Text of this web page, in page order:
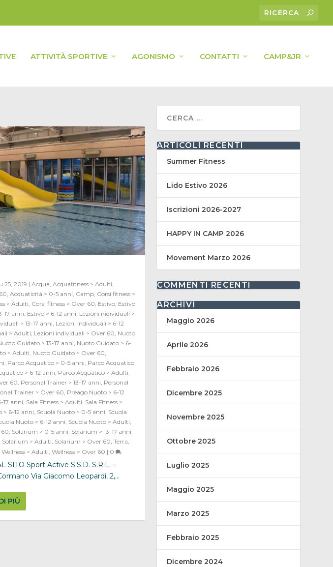
ATTIVITÀ SPORTIVE AGONISMO CONTATTI CAMP&JR
25, 2019 | Acqua, Acquafitness > Adulti,
, Acquaticità > 0-5 anni, Camp, Corsi fitness >
> Adulti, Corsi fitness > Over 60, Estivo, Estivo
17 anni, Estivo > 6-12 anni, Lezioni individuali >
> 13-17 anni, Lezioni individuali > 6-12
> Adulti, Lezioni individuali > Over 60, Nuoto
Guidato > 13-17 anni, Nuoto Guidato > 6-
> Adulti, Nuoto Guidato > Over 60,
, Parco Acquatico > 0-5 anni, Parco Acquatico
> 6-12 anni, Parco Acquatico > Adulti,
60, Personal Trainer > 13-17 anni, Personal
Trainer > Over 60, Preago Nuoto > 6-12
17 anni, Sala Fitness > Adulti, Sala Fitness >
> 6-12 anni, Scuola Nuoto > 0-5 anni, Scuola
Nuoto > 6-12 anni, Scuola Nuoto > Adulti,
60, Solarium > 0-5 anni, Solarium > 13-17 anni,
Solarium > Adulti, Solarium > Over 60, Terra,
Wellness > Adulti, Wellness > Over 60 | 0
SITO Sport Active S.S.D. S.R.L. –
Via Giacomo Leopardi, 2,...
PIÙ
ARTICOLI RECENTI
Summer Fitness
Lido Estivo 2026
Iscrizioni 2026-2027
HAPPY IN CAMP 2026
Movement Marzo 2026
COMMENTI RECENTI
ARCHIVI
Maggio 2026
Aprile 2026
Febbraio 2026
Dicembre 2025
Novembre 2025
Ottobre 2025
Luglio 2025
Maggio 2025
Marzo 2025
Febbraio 2025
Dicembre 2024